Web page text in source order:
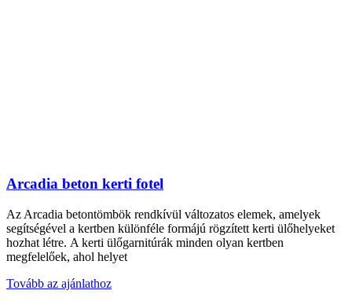
Arcadia beton kerti fotel
Az Arcadia betontömbök rendkívül változatos elemek, amelyek
segítségével a kertben különféle formájú rögzített kerti ülőhelyeket
hozhat létre. A kerti ülőgarnitúrák minden olyan kertben
megfelelőek, ahol helyet
Tovább az ajánlathoz